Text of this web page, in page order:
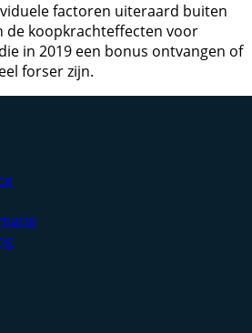
factoren uiteraard buiten
de koopkrachteffecten voor
in 2019 een bonus ontvangen of
forser zijn.